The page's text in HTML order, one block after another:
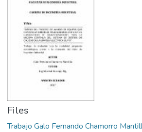
Files
Trabajo Galo Fernando Chamorro